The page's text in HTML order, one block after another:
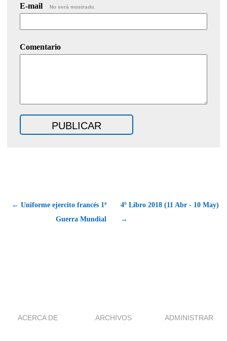
E-mail No será mostrado.
Comentario
← Uniforme ejercito francés 1ª
Guerra Mundial
4º Libro 2018 (11 Abr - 10 May)
→
ACERCA DE ARCHIVOS ADMINISTRAR